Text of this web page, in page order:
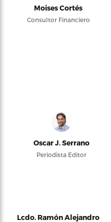
Moises Cortés
Consultor Financiero
Oscar J. Serrano
Periodista Editor
Lcdo. Ramón Alejandro